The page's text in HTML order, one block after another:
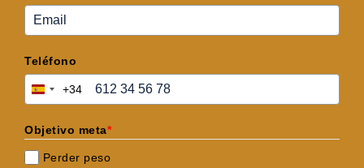
Teléfono
Spain+34
Objetivo meta*
Perder peso